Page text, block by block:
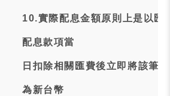
10.實際配息金額原則上是以匯
配息款項當
日扣除相關匯費後立即將該筆
為新台幣